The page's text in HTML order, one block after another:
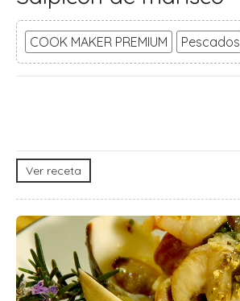
COOK MAKER PREMIUM Pescados
Ver receta